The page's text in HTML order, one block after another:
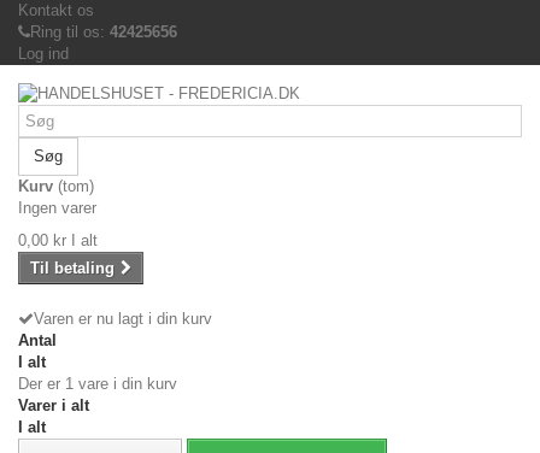
Kontakt os
Ring til os: 42425656
Log ind
Søg
Kurv (tom)
Ingen varer
0,00 kr
I alt
Til betaling
Varen er nu lagt i din kurv
Antal
I alt
Der er 1 vare i din kurv
Varer i alt
I alt